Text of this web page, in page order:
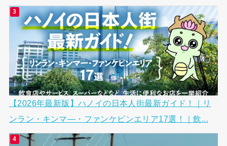
【2026年最新版】ハノイの日本人街最新ガイド！｜リ
ンラン・キンマ―・ファンケビンエリア17選！｜飲...